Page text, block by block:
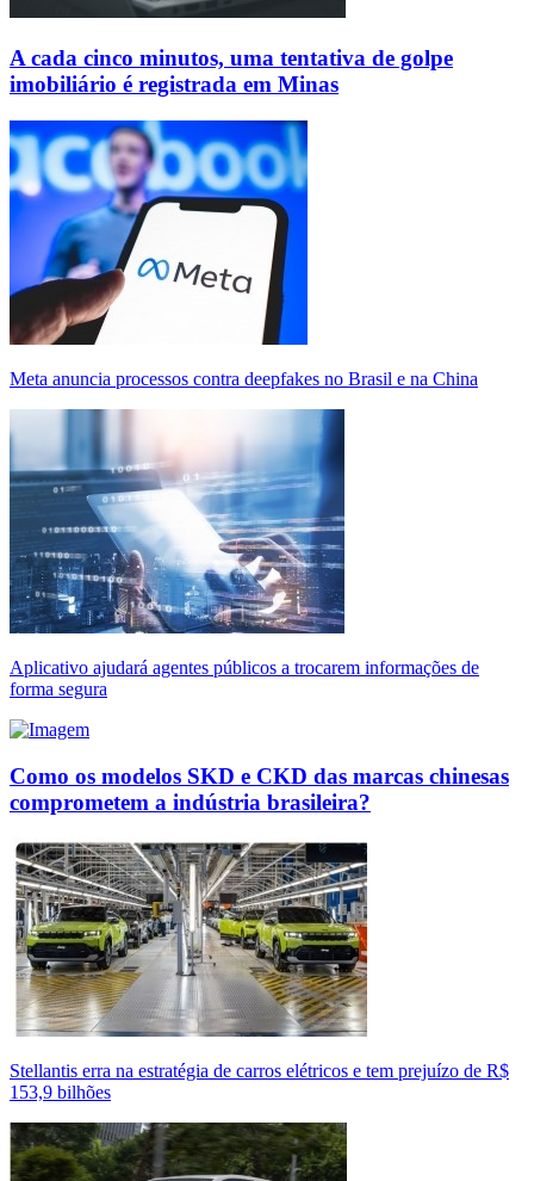
A cada cinco minutos, uma tentativa de golpe
imobiliário é registrada em Minas
Meta anuncia processos contra deepfakes no Brasil e na China
Aplicativo ajudará agentes públicos a trocarem informações de
forma segura
Como os modelos SKD e CKD das marcas chinesas
comprometem a indústria brasileira?
Stellantis erra na estratégia de carros elétricos e tem prejuízo de R$
153,9 bilhões